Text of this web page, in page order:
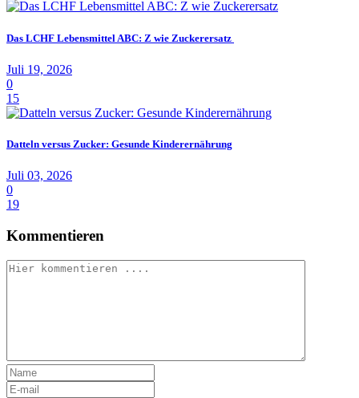
Das LCHF Lebensmittel ABC: Z wie Zuckerersatz
Juli 19, 2026
0
15
Datteln versus Zucker: Gesunde Kinderernährung
Juli 03, 2026
0
19
Kommentieren